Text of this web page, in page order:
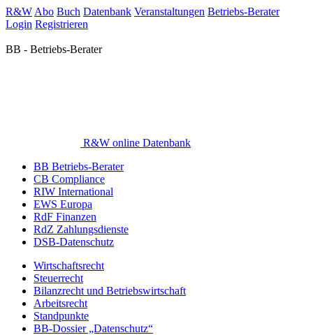
R&W Abo Buch Datenbank Veranstaltungen Betriebs-Berater
Login Registrieren
BB - Betriebs-Berater
R&W online Datenbank
BB Betriebs-Berater
CB Compliance
RIW International
EWS Europa
RdF Finanzen
RdZ Zahlungsdienste
DSB-Datenschutz
Wirtschaftsrecht
Steuerrecht
Bilanzrecht und Betriebswirtschaft
Arbeitsrecht
Standpunkte
BB-Dossier „Datenschutz“